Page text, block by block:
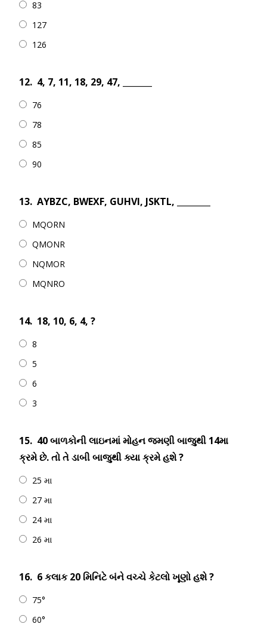
83
127
126
12. 4, 7, 11, 18, 29, 47, _______
76
78
85
90
13. AYBZC, BWEXF, GUHVI, JSKTL, ________
MQORN
QMONR
NQMOR
MQNRO
14. 18, 10, 6, 4, ?
8
5
6
3
15. 40 બાળકોની લાઇનમાં મોહન જમણી બાજુથી 14મા
ક્રમે છે. તો તે ડાબી બાજુથી ક્યા ક્રમે હશે ?
25 મા
27 મા
24 મા
26 મા
16. 6 કલાક 20 મિનિટે બંને વચ્ચે કેટલો ખૂણો હશે ?
75°
60°